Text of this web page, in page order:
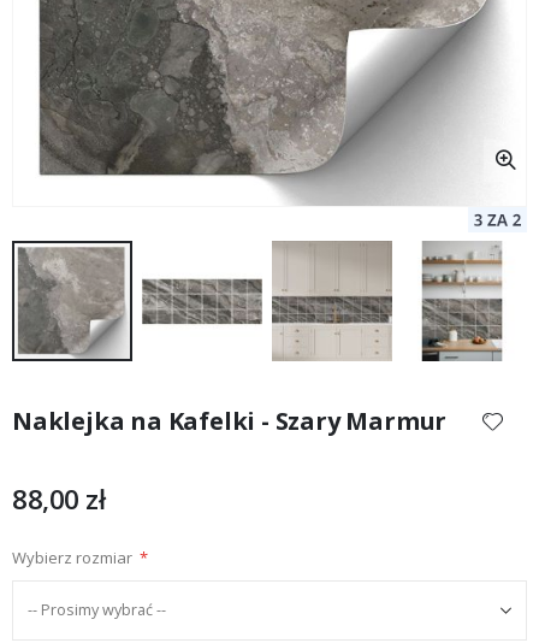
początek
Naklejka na Kafelki - Szary Marmur
88,00 zł
Wybierz rozmiar